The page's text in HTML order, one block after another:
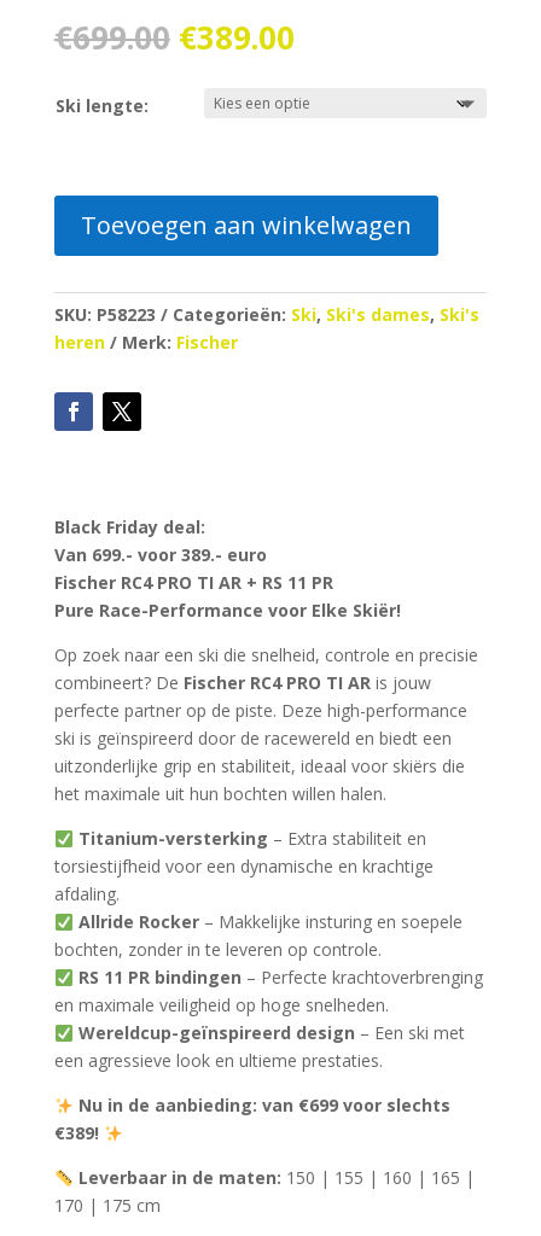
€699.00 Oorspronkelijke
prijs
was:
€699.00.
€389.00Huidige
is:
€389.00.
Ski lengte:
Toevoegen aan winkelwagen
SKU: P58223 Categorieën: Ski, Ski's dames, Ski's
heren
Merk: Fischer
Black Friday deal:
Van 699.- voor 389.- euro
Fischer RC4 PRO TI AR + RS 11 PR
Pure Race-Performance voor Elke Skiër!
Op zoek naar een ski die snelheid, controle en precisie
combineert? De Fischer RC4 PRO TI ARis jouw
perfecte partner op de piste. Deze high-performance
ski is geïnspireerd door de racewereld en biedt een
uitzonderlijke grip en stabiliteit, ideaal voor skiërs die
het maximale uit hun bochten willen halen.
Titanium-versterking – Extra stabiliteit en
torsiestijfheid voor een dynamische en krachtige
afdaling.
Allride Rocker– Makkelijke insturing en soepele
bochten, zonder in te leveren op controle.
RS 11 PR bindingen – Perfecte krachtoverbrenging
en maximale veiligheid op hoge snelheden.
Wereldcup-geïnspireerd design – Een ski met
een agressieve look en ultieme prestaties.
Nu in de aanbieding: van €699 voor slechts
€389!
Leverbaar in de maten: 150 | 155 | 160 | 165 |
170 | 175 cm